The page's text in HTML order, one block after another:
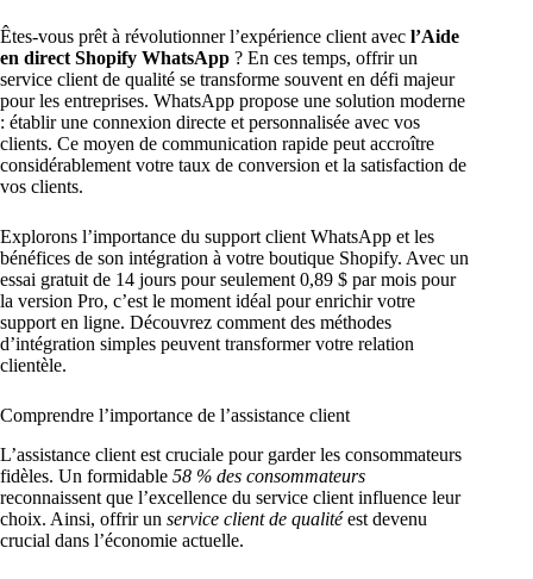
Êtes-vous prêt à révolutionner l’expérience client avec l’Aide
en direct Shopify WhatsApp ? En ces temps, offrir un
service client de qualité se transforme souvent en défi majeur
pour les entreprises. WhatsApp propose une solution moderne
: établir une connexion directe et personnalisée avec vos
clients. Ce moyen de communication rapide peut accroître
considérablement votre taux de conversion et la satisfaction de
vos clients.
Explorons l’importance du support client WhatsApp et les
bénéfices de son intégration à votre boutique Shopify. Avec un
essai gratuit de 14 jours pour seulement 0,89 $ par mois pour
la version Pro, c’est le moment idéal pour enrichir votre
support en ligne. Découvrez comment des méthodes
d’intégration simples peuvent transformer votre relation
clientèle.
Comprendre l’importance de l’assistance client
L’assistance client est cruciale pour garder les consommateurs
fidèles. Un formidable 58 % des consommateurs
reconnaissent que l’excellence du service client influence leur
choix. Ainsi, offrir un service client de qualitéest devenu
crucial dans l’économie actuelle.